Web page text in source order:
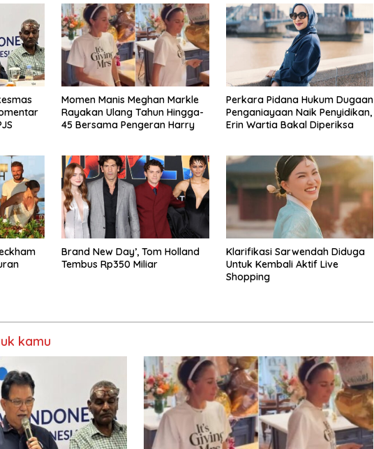
Momen Manis Meghan Markle
Rayakan Ulang Tahun Hingga-
45 Bersama Pengeran Harry
Perkara Pidana Hukum Dugaan
Penganiayaan Naik Penyidikan,
Erin Wartia Bakal Diperiksa
Brand New Day’, Tom Holland
Tembus Rp350 Miliar
Klarifikasi Sarwendah Diduga
Untuk Kembali Aktif Live
Shopping
kamu